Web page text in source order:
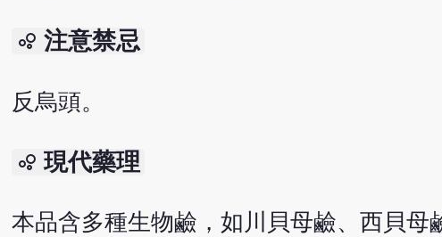
bubble_chart 注意禁忌
反烏頭。
bubble_chart 現代藥理
本品含多種生物鹼，如川貝母鹼、西貝母